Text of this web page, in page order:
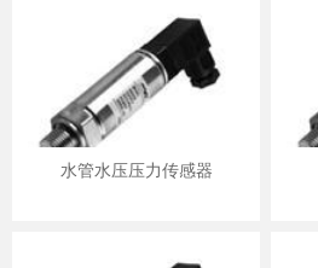
水管水压压力传感器